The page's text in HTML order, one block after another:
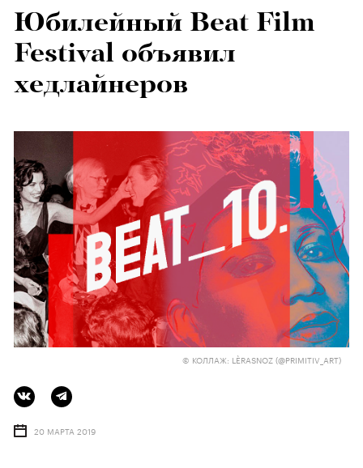
Юбилейный Beat Film
Festival объявил
хедлайнеров
© КОЛЛАЖ: LÈRASNOZ (@PRIMITIV_ART)
20 МАРТА 2019